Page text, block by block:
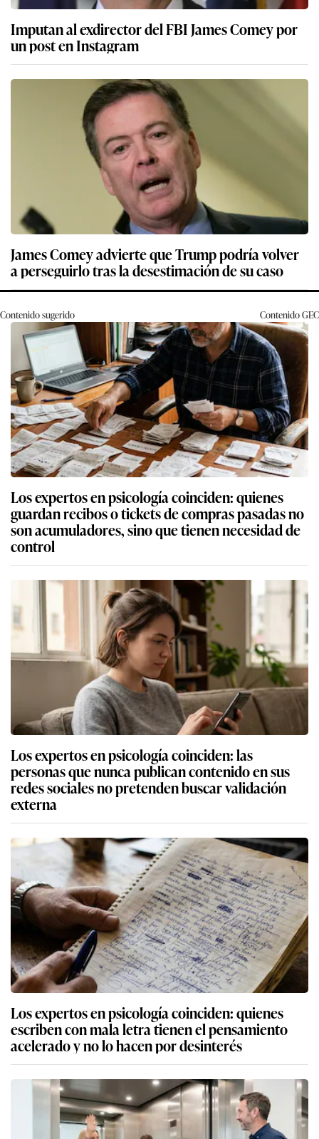
Imputan al exdirector del FBI James Comey por
un post en Instagram
James Comey advierte que Trump podría volver
a perseguirlo tras la desestimación de su caso
Contenido sugerido ContenidoGEC
Los expertos en psicología coinciden: quienes
guardan recibos o tickets de compras pasadas no
son acumuladores, sino que tienen necesidad de
control
Los expertos en psicología coinciden: las
personas que nunca publican contenido en sus
redes sociales no pretenden buscar validación
externa
Los expertos en psicología coinciden: quienes
escriben con mala letra tienen el pensamiento
acelerado y no lo hacen por desinterés